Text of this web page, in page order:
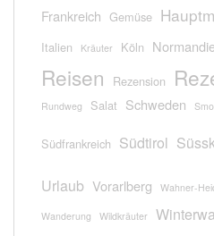
Frankreich Gemüse
Italien Kräuter Köln
Reisen Rezension
Rundweg Salat Schweden
Südfrankreich Südtirol
Urlaub Vorarlberg Wahner-
Wanderung Wildkräuter